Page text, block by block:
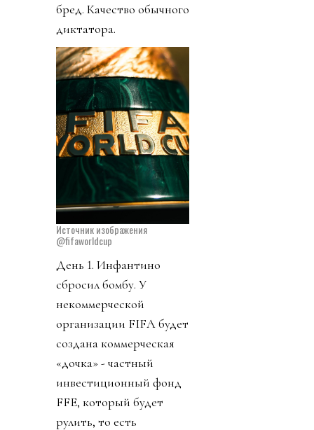
бред. Качество обычного
диктатора.
Источник изображения
@fifaworldcup
День 1. Инфантино
сбросил бомбу. У
некоммерческой
организации FIFA будет
создана коммерческая
«дочка» - частный
инвестиционный фонд
FFE, который будет
рулить, то есть